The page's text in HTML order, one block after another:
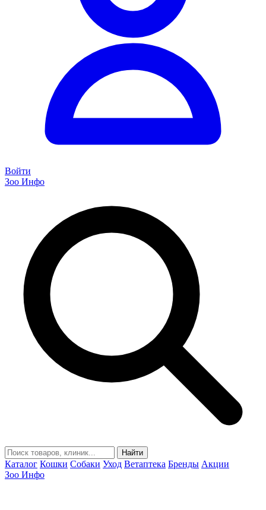
Войти
Зоо Инфо
Найти
Каталог Кошки Собаки Уход Ветаптека Бренды Акции
Зоо Инфо